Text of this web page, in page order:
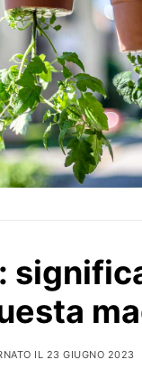
IL 23 GIUGNO 2023